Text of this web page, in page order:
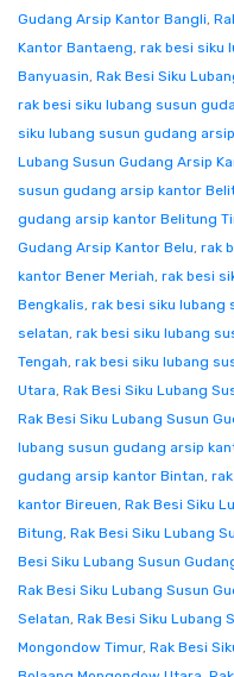
Gudang Arsip Kantor Bangli,
Kantor Bantaeng, rak besi siku
Banyuasin, Rak Besi Siku
rak besi siku lubang susun
siku lubang susun gudang
Lubang Susun Gudang Arsip
susun gudang arsip kantor
gudang arsip kantor Belitung
Gudang Arsip Kantor Belu, rak
kantor Bener Meriah, rak besi
Bengkalis, rak besi siku lubang
selatan, rak besi siku lubang
Tengah, rak besi siku lubang
Utara, Rak Besi Siku Lubang
Rak Besi Siku Lubang Susun
lubang susun gudang arsip
gudang arsip kantor Bintan,
kantor Bireuen, Rak Besi Siku
Bitung, Rak Besi Siku Lubang
Besi Siku Lubang Susun
Rak Besi Siku Lubang Susun
Selatan, Rak Besi Siku Lubang
Mongondow Timur, Rak Besi